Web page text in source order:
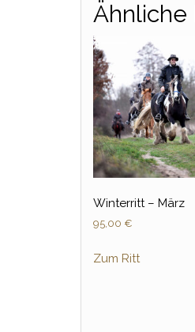
Ähnliche
Winterritt – März
95,00 €
Zum Ritt